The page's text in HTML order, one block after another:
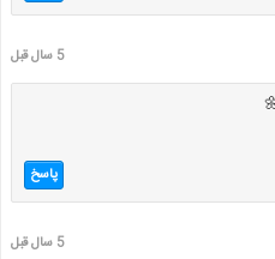
5 سال قبل
پاسخ
5 سال قبل